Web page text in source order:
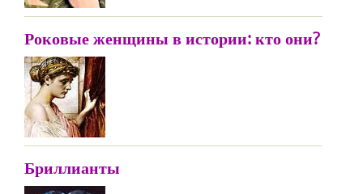
Роковые женщины в истории: кто они?
Бриллианты